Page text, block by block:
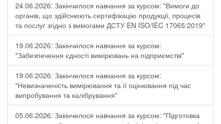
24.06.2026: Закінчилося навчання за курсом: "Вимоги до
органів, що здійснюють сертифікацію продукції, процесів
та послуг згідно з вимогами ДСТУ EN ISO/IEC 17065:2019"
19.06.2026: Закінчилося навчання за курсом:
"Забезпечення єдності вимірювань на підприємстві"
19.06.2026: Закінчилося навчання за курсом:
"Невизначеність вимірювання та її оцінювання під час
випробування та калібрування"
05.06.2026: Закінчилося навчання за курсом: "Підготовка